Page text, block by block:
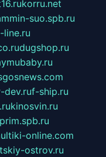
korru.net
suo.spb.ru
line.ru
dugshop.ru
dev.ruf-ship.ru
kinosvin.ru
online.com
ostrov.ru